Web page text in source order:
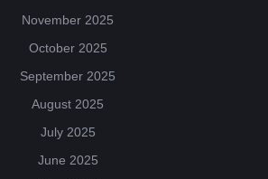
November 2025
October 2025
September 2025
August 2025
July 2025
June 2025